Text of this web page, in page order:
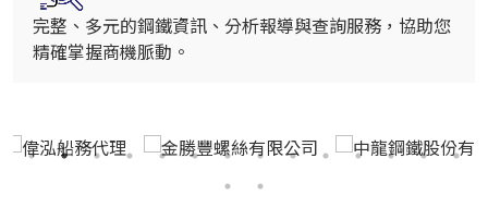
完整、多元的鋼鐵資訊、分析報導與查詢服務，協助您
精確掌握商機脈動。